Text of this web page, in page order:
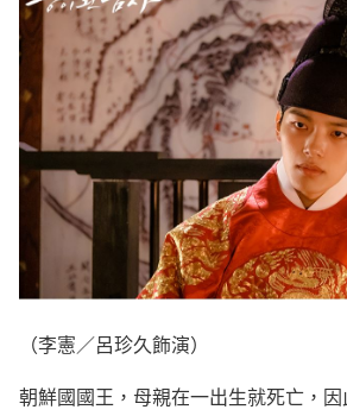
（李憲／呂珍久飾演）
朝鮮國國王，母親在一出生就死亡，